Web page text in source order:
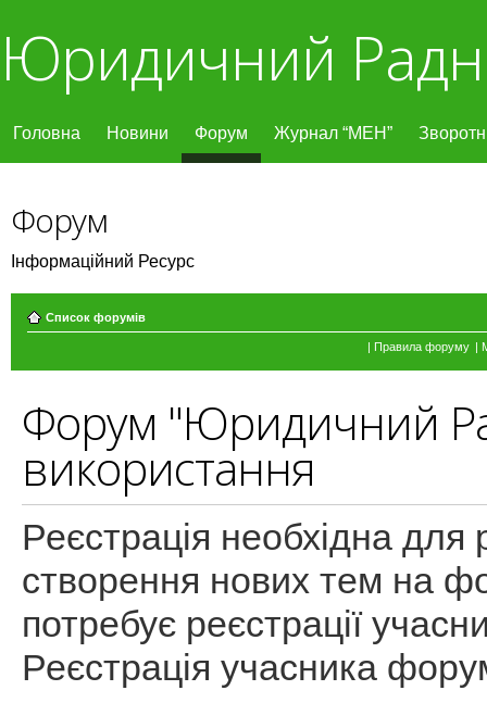
Юридичний
Головна Новини Форум Журнал “МЕН”
Форум
Інформаційний Ресурс
Список форумів
| Правила форуму |
Форум "Юридичний
використання
Реєстрація необхідна
створення нових тем на
потребує реєстрації
Реєстрація учасника